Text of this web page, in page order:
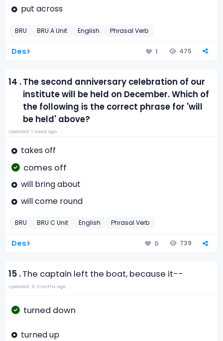
put across
BRU BRU A Unit English Phrasal Verb
Des 1 475
14 .The second anniversary celebration of our
institute will be held on December. Which of
the following is the correct phrase for 'will
be held' above?
Updated: 1 week ago
takes off
comes off
will bring about
will come round
BRU BRU C Unit English Phrasal Verb
Des 0 739
15 .The captain left the boat, because it--
Updated: 9 months ago
turned down
turned up